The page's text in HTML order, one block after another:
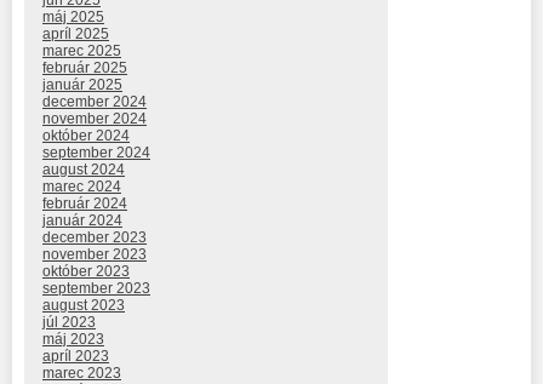
máj 2025
apríl 2025
marec 2025
február 2025
január 2025
december 2024
november 2024
október 2024
september 2024
august 2024
marec 2024
február 2024
január 2024
december 2023
november 2023
október 2023
september 2023
august 2023
júl 2023
máj 2023
apríl 2023
marec 2023